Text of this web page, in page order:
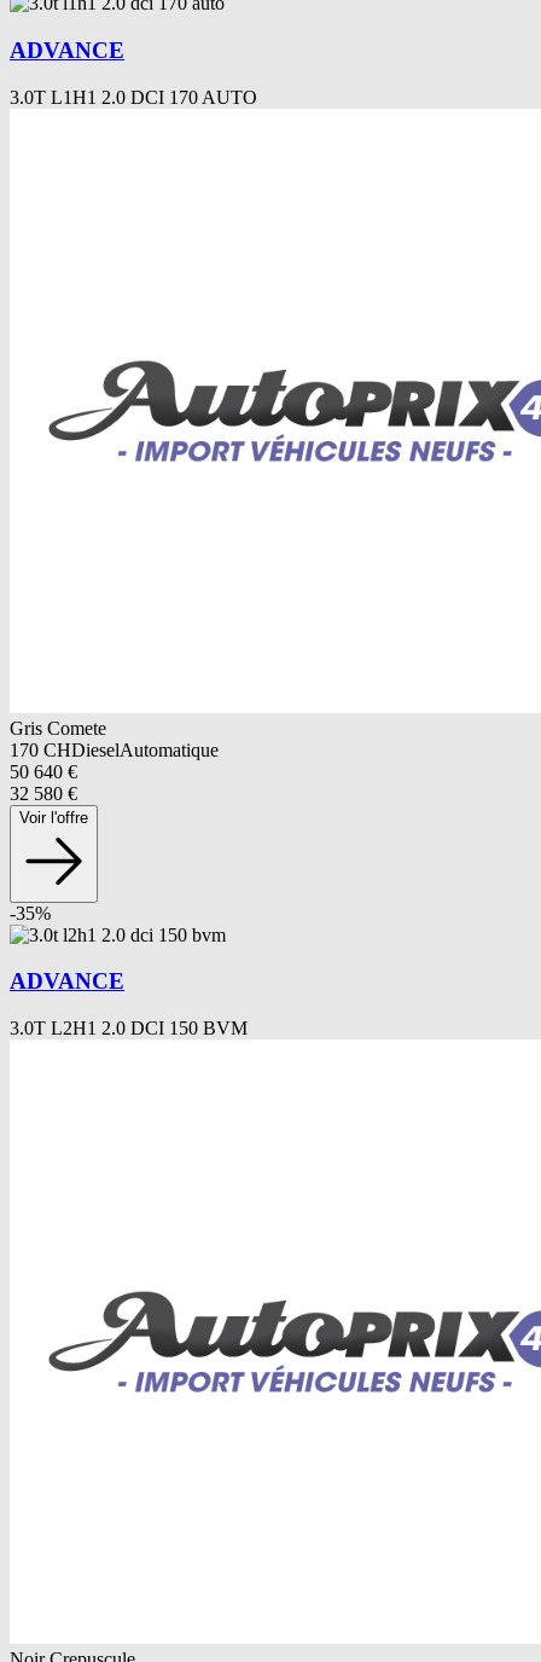
ADVANCE
3.0T L1H1 2.0 DCI 170 AUTO
Gris Comete
170 CHDieselAutomatique
50 640 €
32 580 €
Voir l'offre
-35%
ADVANCE
3.0T L2H1 2.0 DCI 150 BVM